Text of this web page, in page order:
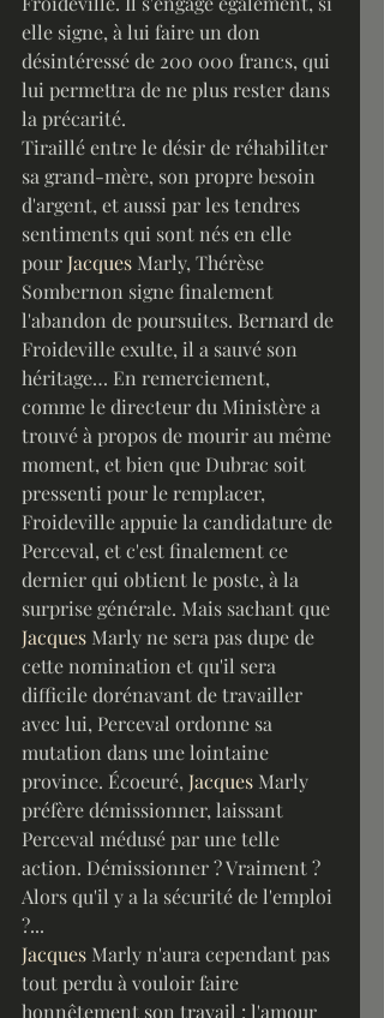
elle signe, à lui faire un don
désintéressé de 200 000 francs, qui
lui permettra de ne plus rester dans
la précarité.
Tiraillé entre le désir de réhabiliter
sa grand-mère, son propre besoin
d'argent, et aussi par les tendres
sentiments qui sont nés en elle
pour Jacques Marly, Thérèse
Sombernon signe finalement
l'abandon de poursuites. Bernard de
Froideville exulte, il a sauvé son
héritage… En remerciement,
comme le directeur du Ministère a
trouvé à propos de mourir au même
moment, et bien que Dubrac soit
pressenti pour le remplacer,
Froideville appuie la candidature de
Perceval, et c'est finalement ce
dernier qui obtient le poste, à la
surprise générale. Mais sachant que
Jacques Marly ne sera pas dupe de
cette nomination et qu'il sera
difficile dorénavant de travailler
avec lui, Perceval ordonne sa
mutation dans une lointaine
province. Écoeuré, Jacques Marly
préfère démissionner, laissant
Perceval médusé par une telle
action. Démissionner ? Vraiment ?
Alors qu'il y a la sécurité de l'emploi
?...
Jacques Marly n'aura cependant pas
tout perdu à vouloir faire
honnêtement son travail : l'amour